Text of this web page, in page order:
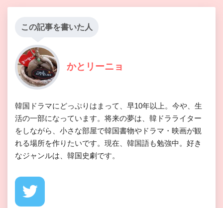
この記事を書いた人
かとリーニョ
韓国ドラマにどっぷりはまって、早10年以上。今や、生
活の一部になっています。将来の夢は、韓ドラライター
をしながら、小さな部屋で韓国書物やドラマ・映画が観
れる場所を作りたいです。現在、韓国語も勉強中。好き
なジャンルは、韓国史劇です。